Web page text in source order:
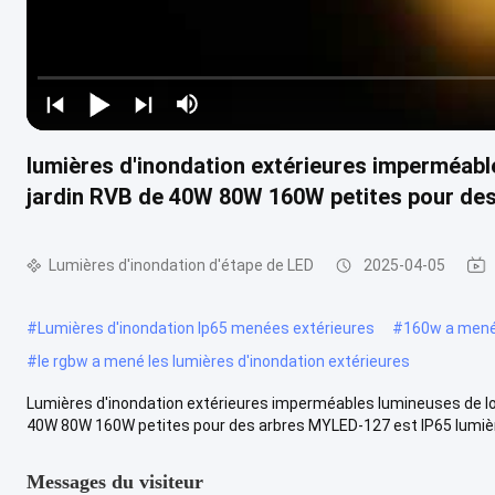
lumières d'inondation extérieures
jardin RVB de 40W 80W 160W petites pour
Lumières d'inondation d'étape de LED 2025-04-05
#Lumières d'inondation Ip65 menées extérieures #160w a
#le rgbw a mené les lumières d'inondation extérieures
Lumières d'inondation extérieures imperméables lumineuses de
40W 80W 160W petites pour des arbres MYLED-127 est IP65
Messages du visiteur